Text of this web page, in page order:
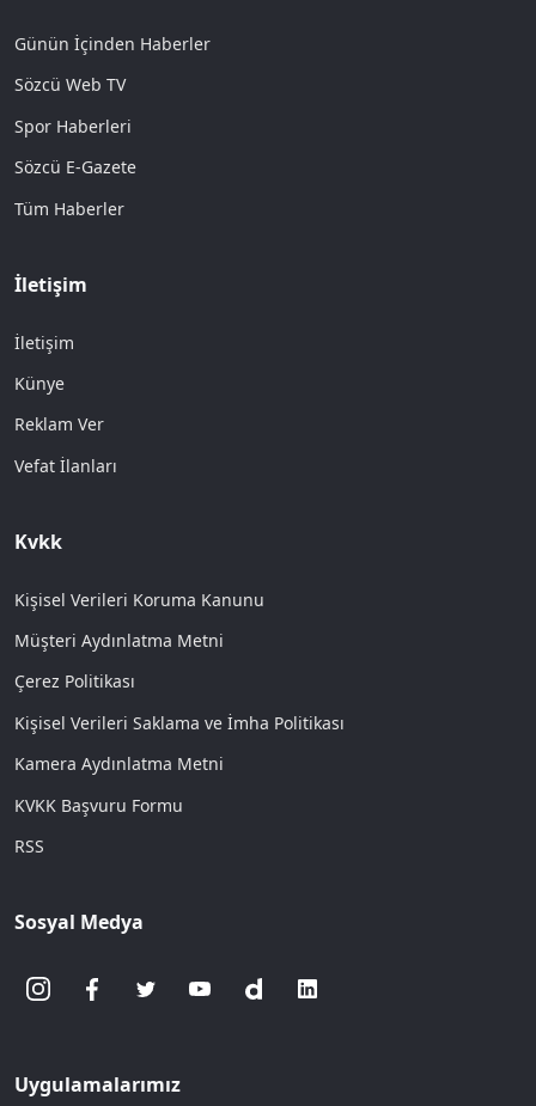
Günün İçinden Haberler
Sözcü Web TV
Spor Haberleri
Sözcü E-Gazete
Tüm Haberler
İletişim
İletişim
Künye
Reklam Ver
Vefat İlanları
Kvkk
Kişisel Verileri Koruma Kanunu
Müşteri Aydınlatma Metni
Çerez Politikası
Kişisel Verileri Saklama ve İmha Politikası
Kamera Aydınlatma Metni
KVKK Başvuru Formu
RSS
Sosyal Medya
Uygulamalarımız